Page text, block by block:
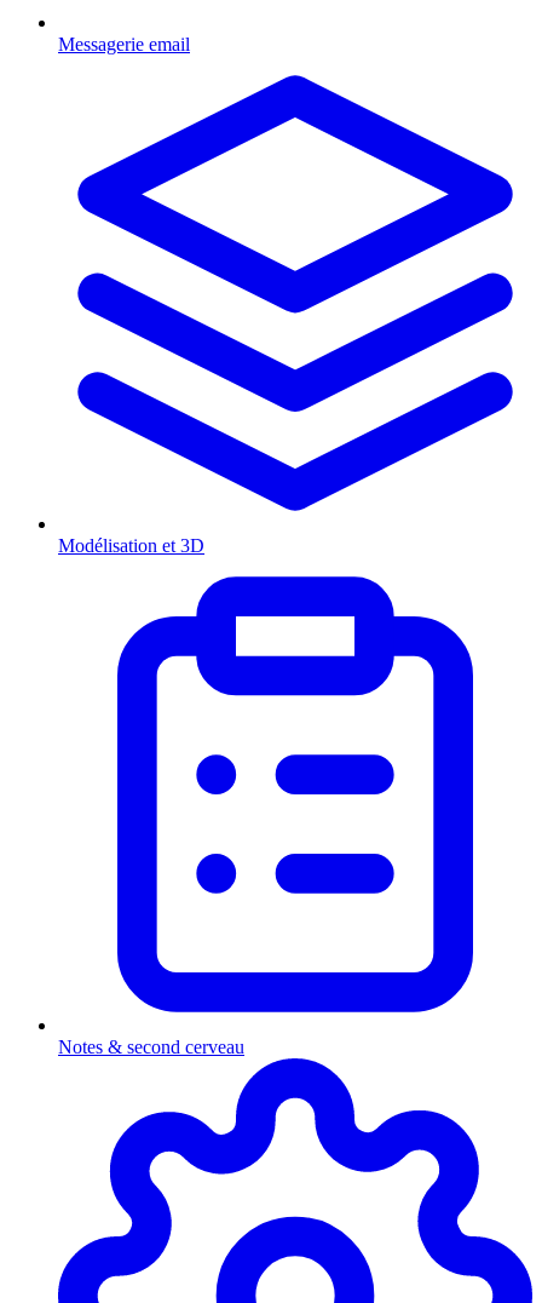
Messagerie email
Modélisation et 3D
Notes & second cerveau